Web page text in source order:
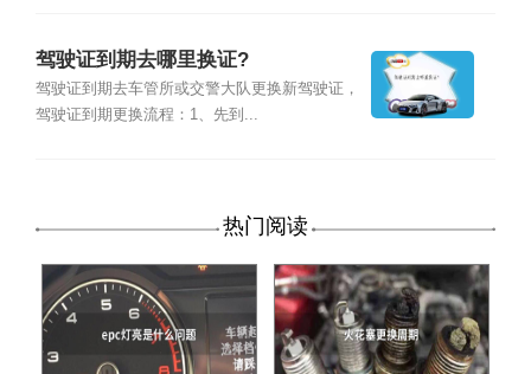
驾驶证到期去哪里换证?
驾驶证到期去车管所或交警大队更换新驾驶证，
驾驶证到期更换流程：1、先到...
热门阅读